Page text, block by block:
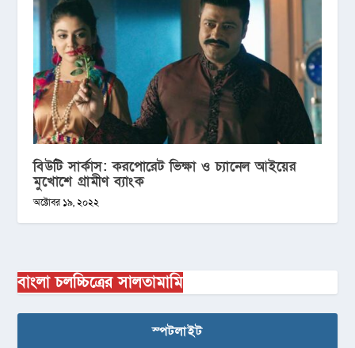
বিউটি সার্কাস: করপোরেট ভিক্ষা ও চ্যানেল আইয়ের
মুখোশে গ্রামীণ ব্যাংক
অক্টোবর ১৯, ২০২২
বাংলা চলচ্চিত্রের সালতামামি
স্পটলাইট